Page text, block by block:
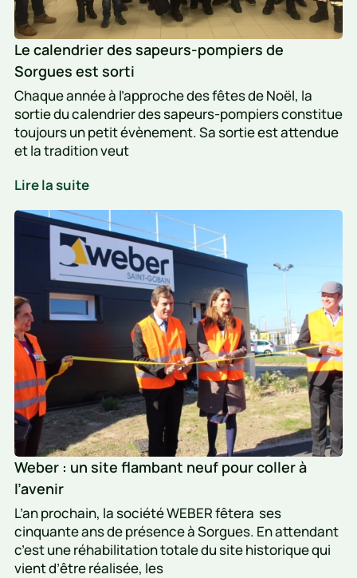
Le calendrier des sapeurs-pompiers de
Sorgues est sorti
Chaque année à l’approche des fêtes de Noël, la
sortie du calendrier des sapeurs-pompiers constitue
toujours un petit évènement. Sa sortie est attendue
et la tradition veut
Lire la suiteLe
des
sapeurs-
pompiers
de
Sorgues
est
Weber
flambant
neuf
pour
coller
à
l’avenir
Weber : un site flambant neuf pour coller à
l’avenir
L’an prochain, la société WEBER fêtera ses
cinquante ans de présence à Sorgues. En attendant
c’est une réhabilitation totale du site historique qui
vient d’être réalisée, les